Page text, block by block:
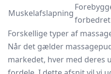
Muskelafslapning
Forskellige typer af
Når det gælder
markedet, hver med deres